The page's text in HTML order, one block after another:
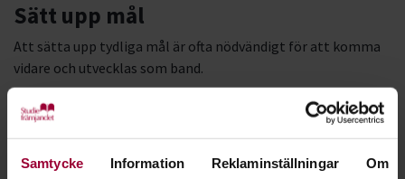
Samtycke Information Reklaminställningar Om
Sätt upp mål
Att sätta upp tydliga mål är ofta nödvändigt för att komma
vidare och utvecklas som band.
Johan Carlsson på Studiefrämjandet Örebro-Värmland
SMART-